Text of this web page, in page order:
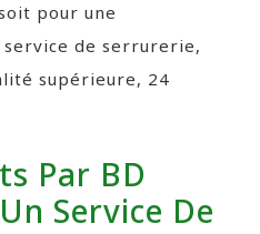
pour une
de serrurerie,
supérieure, 24
Par BD
Service De